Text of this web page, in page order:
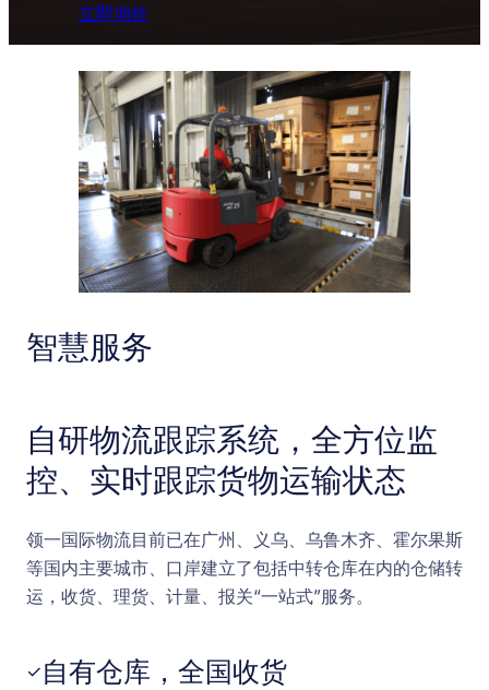
立即询价
智慧服务
自研物流跟踪系统，全方位监
控、实时跟踪货物运输状态
领一国际物流目前已在广州、义乌、乌鲁木齐、霍尔果斯
等国内主要城市、口岸建立了包括中转仓库在内的仓储转
运，收货、理货、计量、报关“一站式”服务。
✓ 自有仓库，全国收货